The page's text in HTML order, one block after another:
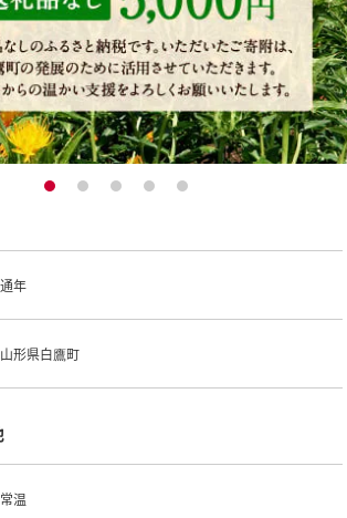
1 2 3 4 5
通年
山形県白鷹町
常温